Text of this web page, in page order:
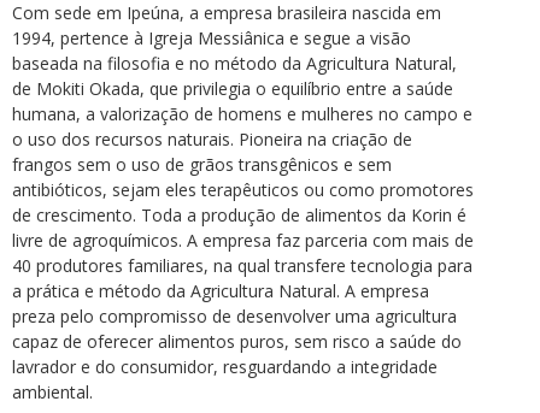
Com sede em Ipeúna, a empresa brasileira nascida em
1994, pertence à Igreja Messiânica e segue a visão
baseada na filosofia e no método da Agricultura Natural,
de Mokiti Okada, que privilegia o equilíbrio entre a saúde
humana, a valorização de homens e mulheres no campo e
o uso dos recursos naturais. Pioneira na criação de
frangos sem o uso de grãos transgênicos e sem
antibióticos, sejam eles terapêuticos ou como promotores
de crescimento. Toda a produção de alimentos da Korin é
livre de agroquímicos. A empresa faz parceria com mais de
40 produtores familiares, na qual transfere tecnologia para
a prática e método da Agricultura Natural. A empresa
preza pelo compromisso de desenvolver uma agricultura
capaz de oferecer alimentos puros, sem risco a saúde do
lavrador e do consumidor, resguardando a integridade
ambiental.